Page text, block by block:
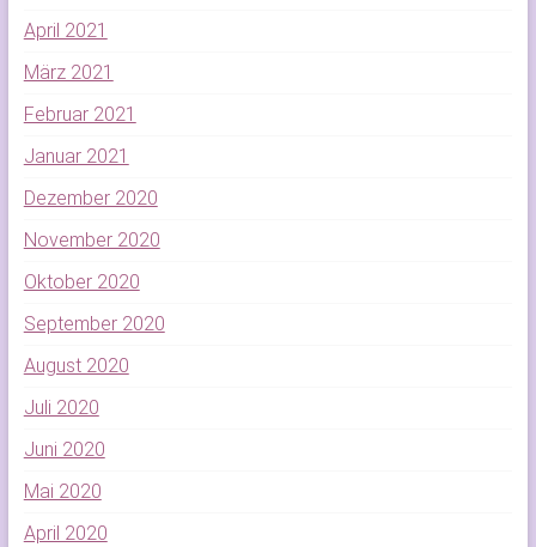
April 2021
März 2021
Februar 2021
Januar 2021
Dezember 2020
November 2020
Oktober 2020
September 2020
August 2020
Juli 2020
Juni 2020
Mai 2020
April 2020